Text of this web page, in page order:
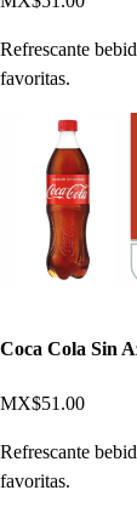
Refrescante
favoritas.
Coca Cola Sin
MX$51.00
Refrescante
favoritas.